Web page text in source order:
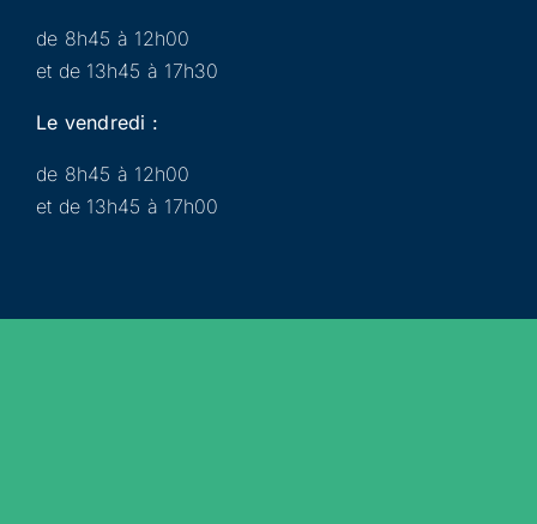
de 8h45 à 12h00
et de 13h45 à 17h30
Le vendredi :
de 8h45 à 12h00
et de 13h45 à 17h00